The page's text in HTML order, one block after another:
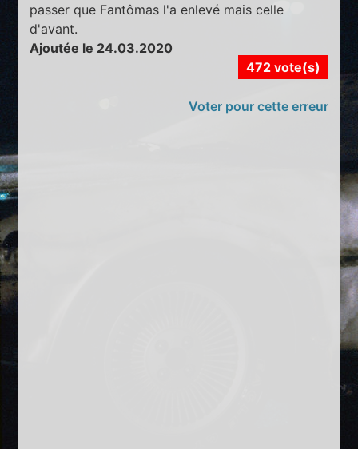
passer que Fantômas l'a enlevé mais celle
d'avant.
Ajoutée le 24.03.2020
472 vote(s)
Voter pour cette erreur